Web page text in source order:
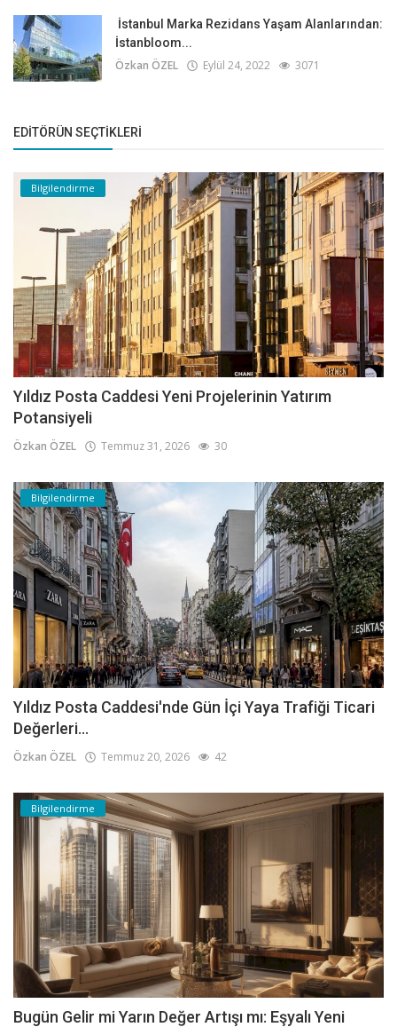
İstanbul Marka Rezidans Yaşam Alanlarından:
İstanbloom...
Özkan ÖZEL Eylül 24, 2022 3071
EDITÖRÜN SEÇTIKLERI
Bilgilendirme
Yıldız Posta Caddesi Yeni Projelerinin Yatırım
Potansiyeli
Özkan ÖZEL Temmuz 31, 2026 30
Bilgilendirme
Yıldız Posta Caddesi'nde Gün İçi Yaya Trafiği Ticari
Değerleri...
Özkan ÖZEL Temmuz 20, 2026 42
Bilgilendirme
Bugün Gelir mi Yarın Değer Artışı mı: Eşyalı Yeni